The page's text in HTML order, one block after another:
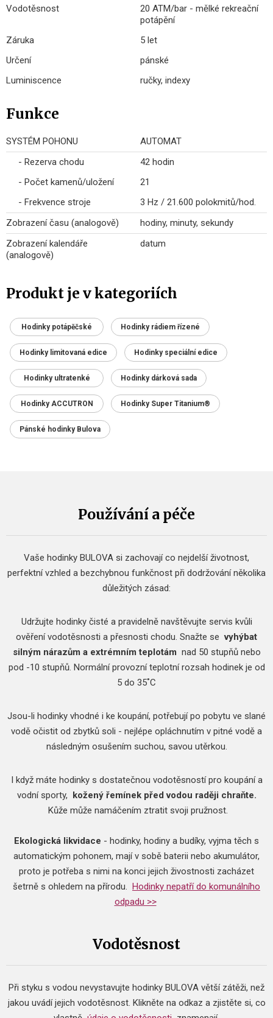
Vodotěsnost
20 ATM/bar - mělké rekreační
potápění
Záruka
5 let
Určení
pánské
Luminiscence
ručky, indexy
Funkce
SYSTÉM POHONU
AUTOMAT
- Rezerva chodu
42 hodin
- Počet kamenů/uložení
21
- Frekvence stroje
3 Hz / 21.600 polokmitů/hod.
Zobrazení času (analogově)
hodiny, minuty, sekundy
Zobrazení kalendáře
(analogově)
datum
Produkt je v kategoriích
Hodinky potápěčské Hodinky rádiem řízené
Hodinky limitovaná edice Hodinky speciální edice
Hodinky ultratenké Hodinky dárková sada
Hodinky ACCUTRON Hodinky Super Titanium®
Pánské hodinky Bulova
Používání a péče
Vaše hodinky BULOVA si zachovají co nejdelší životnost,
perfektní vzhled a bezchybnou funkčnost při dodržování několika
důležitých zásad:
Udržujte hodinky čisté a pravidelně navštěvujte servis kvůli
ověření vodotěsnosti a přesnosti chodu. Snažte sevyhýbat
silným nárazům a extrémním teplotám nad 50 stupňů nebo
pod -10 stupňů. Normální provozní teplotní rozsah hodinek je od
5 do 35˚C
Jsou-li hodinky vhodné i ke koupání, potřebují po pobytu ve slané
vodě očistit od zbytků soli - nejlépe opláchnutím v pitné vodě a
následným osušením suchou, savou utěrkou.
I když máte hodinky s dostatečnou vodotěsností pro koupání a
vodní sporty, kožený řemínek před vodou raději chraňte.
Kůže může namáčením ztratit svoji pružnost.
Ekologická likvidace - hodinky, hodiny a budíky, vyjma těch s
automatickým pohonem, mají v sobě baterii nebo akumulátor,
proto je potřeba s nimi na konci jejich živostnosti zacházet
šetrně s ohledem na přírodu. Hodinky nepatří do komunálního
odpadu >>
Vodotěsnost
Při styku s vodou nevystavujte hodinky BULOVA větší zátěži, než
jakou uvádí jejich vodotěsnost. Klikněte na odkaz a zjistěte si, co